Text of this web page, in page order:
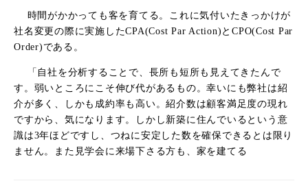
時間がかかっても客を育てる。これに気付いたきっかけが
社名変更の際に実施したCPA(Cost Par Action) と CPO(Cost Par
Order) である。
「自社を分析することで、長所も短所も見えてきたんで
す。弱いところにこそ伸び代があるもの。幸いにも弊社は紹
介が多く、しかも成約率も高い。紹介数は顧客満足度の現れ
ですから、気になります。しかし新築に住んでいるという意
識は3年ほどですし、つねに安定した数を確保できるとは限り
ません。また見学会に来場下さる方も、家を建てる